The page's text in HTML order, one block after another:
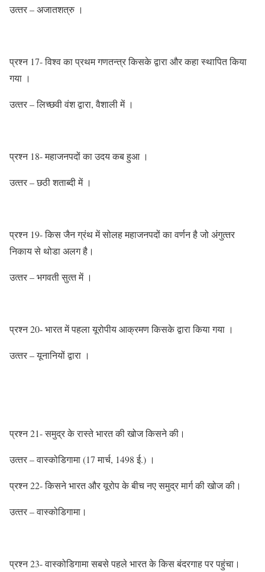
उत्‍तर – अजातशत्रु ।
प्रश्‍न 17- विश्‍व का प्रथम गणतन्‍त्र किसके द्वारा और कहा स्‍थापित किया
गया ।
उत्‍तर – लिच्‍छवी वंश द्वारा, वैशाली में ।
प्रश्‍न 18- महाजनपदों का उदय कब हुआ ।
उत्‍तर – छठी शताब्‍दी में ।
प्रश्‍न 19- किस जैन ग्रंथ में सोलह महाजनपदों का वर्णन है जो अंगुत्‍तर
निकाय से थोडा अलग है।
उत्‍तर – भगवती सुत्‍त में ।
प्रश्‍न 20- भारत में पहला यूरोपीय आक्रमण किसके द्वारा किया गया ।
उत्‍तर – यूनानियों द्वारा ।
प्रश्‍न 21- समुद्र के रास्‍ते भारत की खोज किसने की।
उत्‍तर – वास्‍कोडिगामा (17 मार्च, 1498 ई.) ।
प्रश्‍न 22- किसने भारत और यूरोप के बीच नए समुद्र मार्ग की खोज की।
उत्‍तर – वास्‍कोडिगामा।
प्रश्‍न 23- वास्‍कोडिगामा सबसे पहले भारत के किस बंदरगाह पर पहुंचा।